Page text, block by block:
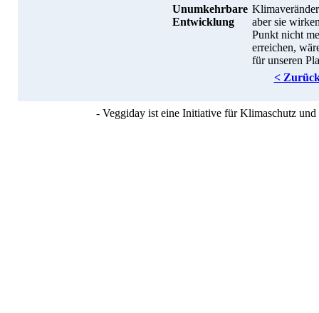
Unumkehrbare
Entwicklung
aber sie
Punkt nicht
erreichen,
für unseren
<
- Veggiday ist eine Initiative für Klimaschutz